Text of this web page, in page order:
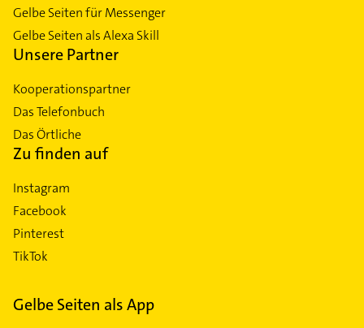
Gelbe Seiten für Messenger
Gelbe Seiten als Alexa Skill
Unsere Partner
Kooperationspartner
Das Telefonbuch
Das Örtliche
Zu finden auf
Instagram
Facebook
Pinterest
TikTok
Gelbe Seiten als App